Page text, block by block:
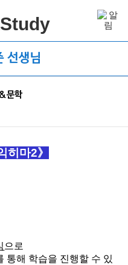
선생님
문학
히마2》
으로
통해 학습을 진행할 수 있